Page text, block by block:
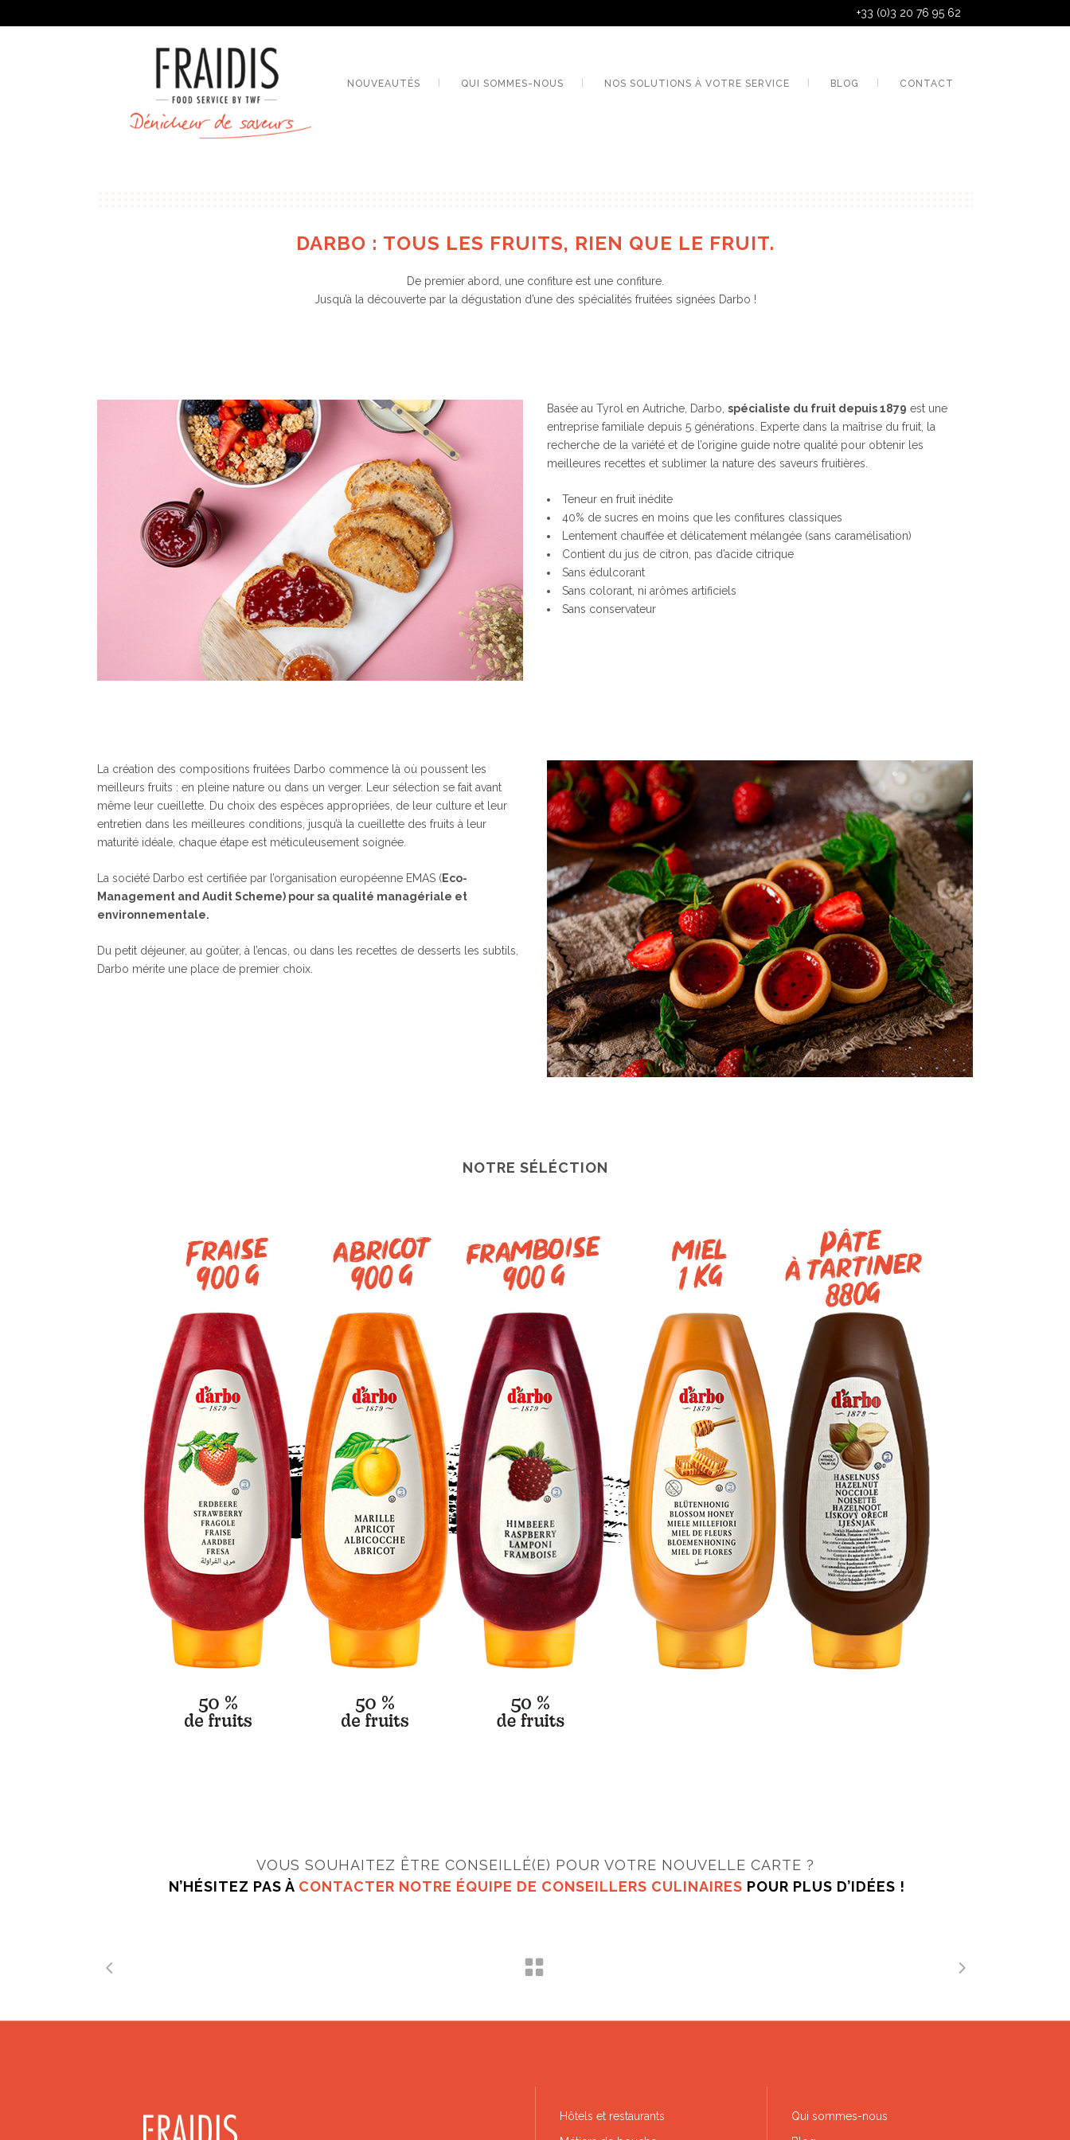
+33 (0)3 20 76 95 62
NOUVEAUTÉS QUI SOMMES-NOUS NOS SOLUTIONS À VOTRE SERVICE BLOG CONTACT
DARBO : TOUS LES FRUITS, RIEN QUE LE FRUIT.
De premier abord, une confiture est une confiture.
Jusqu’à la découverte par la dégustation d’une des spécialités fruitées signées Darbo !
Basée au Tyrol en Autriche, Darbo, spécialiste du fruit depuis 1879 est une
entreprise familiale depuis 5 générations. Experte dans la maîtrise du fruit, la
recherche de la variété et de l’origine guide notre qualité pour obtenir les
meilleures recettes et sublimer la nature des saveurs fruitières.
Teneur en fruit inédite
40% de sucres en moins que les confitures classiques
Lentement chauffée et délicatement mélangée (sans caramélisation)
Contient du jus de citron, pas d’acide citrique
Sans édulcorant
Sans colorant, ni arômes artificiels
Sans conservateur
La création des compositions fruitées Darbo commence là où poussent les
meilleurs fruits : en pleine nature ou dans un verger. Leur sélection se fait avant
même leur cueillette. Du choix des espèces appropriées, de leur culture et leur
entretien dans les meilleures conditions, jusqu’à la cueillette des fruits à leur
maturité idéale, chaque étape est méticuleusement soignée.
La société Darbo est certifiée par l’organisation européenne EMAS (Eco-
Management and Audit Scheme) pour sa qualité managériale et
environnementale.
Du petit déjeuner, au goûter, à l’encas, ou dans les recettes de desserts les subtils,
Darbo mérite une place de premier choix.
NOTRE SÉLÉCTION
VOUS SOUHAITEZ ÊTRE CONSEILLÉ(E) POUR VOTRE NOUVELLE CARTE ?
N’HÉSITEZ PAS À CONTACTER NOTRE ÉQUIPE DE CONSEILLERS CULINAIRES POUR PLUS D’IDÉES !
Hôtels et restaurants
Qui sommes-nous